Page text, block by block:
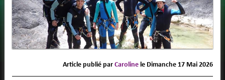
Article publié parCarolinele Dimanche 17 Mai 2026